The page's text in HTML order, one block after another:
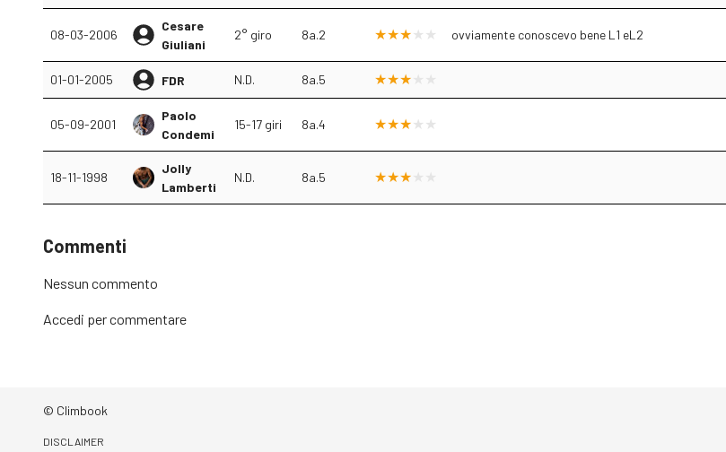
08-03-2006
Cesare
Giuliani
2° giro 8a.2 ovviamente conoscevo bene L1 eL2
01-01-2005 FDR N.D. 8a.5
05-09-2001
Paolo
Condemi
15-17 giri 8a.4
18-11-1998
Jolly
Lamberti
N.D. 8a.5
Commenti
Nessun commento
Accedi per commentare
© Climbook
DISCLAIMER